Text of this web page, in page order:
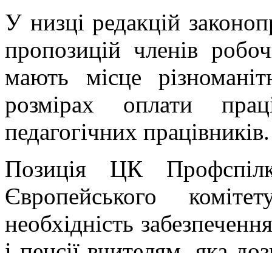
У низці редакцій
пропозицій членів
мають місце
розмірах оплати
педагогічних працівників.
Позиція ЦК
Європейського
необхідність